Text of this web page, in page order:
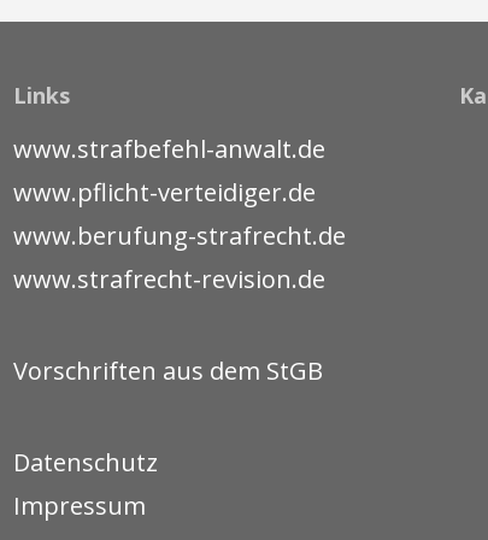
Links
www.strafbefehl-anwalt.de
www.pflicht-verteidiger.de
www.berufung-strafrecht.de
www.strafrecht-revision.de
Vorschriften aus dem StGB
Datenschutz
Impressum